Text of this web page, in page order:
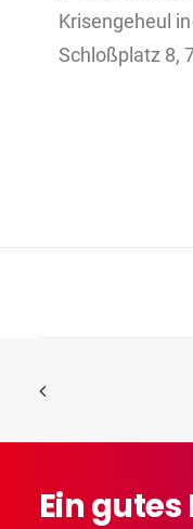
Krisengeheul
Schloßplatz 8,
Eingutes